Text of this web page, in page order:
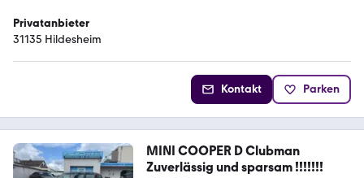
Privatanbieter
31135 Hildesheim
Kontakt Parken
MINI COOPER D Clubman
Zuverlässig und sparsam !!!!!!!